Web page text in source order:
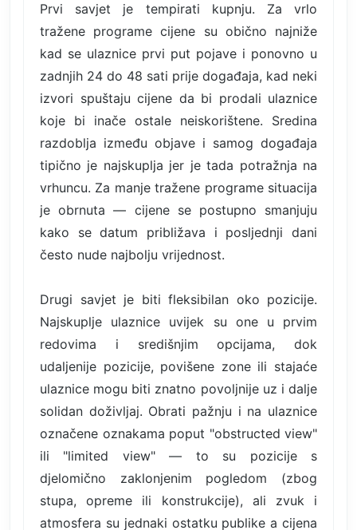
Prvi savjet je tempirati kupnju. Za vrlo
tražene programe cijene su obično najniže
kad se ulaznice prvi put pojave i ponovno u
zadnjih 24 do 48 sati prije događaja, kad neki
izvori spuštaju cijene da bi prodali ulaznice
koje bi inače ostale neiskorištene. Sredina
razdoblja između objave i samog događaja
tipično je najskuplja jer je tada potražnja na
vrhuncu. Za manje tražene programe situacija
je obrnuta — cijene se postupno smanjuju
kako se datum približava i posljednji dani
često nude najbolju vrijednost.
Drugi savjet je biti fleksibilan oko pozicije.
Najskuplje ulaznice uvijek su one u prvim
redovima i središnjim opcijama, dok
udaljenije pozicije, povišene zone ili stajaće
ulaznice mogu biti znatno povoljnije uz i dalje
solidan doživljaj. Obrati pažnju i na ulaznice
označene oznakama poput "obstructed view"
ili "limited view" — to su pozicije s
djelomično zaklonjenim pogledom (zbog
stupa, opreme ili konstrukcije), ali zvuk i
atmosfera su jednaki ostatku publike a cijena